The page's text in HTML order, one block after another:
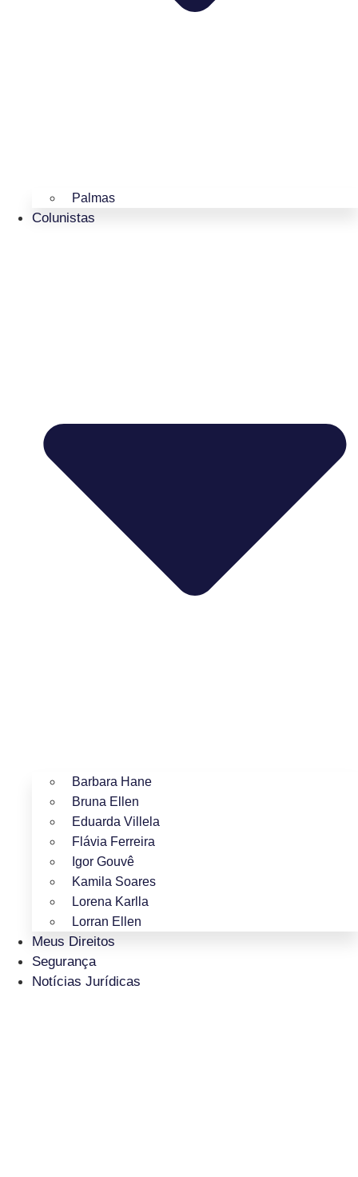
Palmas
Colunistas
Barbara Hane
Bruna Ellen
Eduarda Villela
Flávia Ferreira
Igor Gouvê
Kamila Soares
Lorena Karlla
Lorran Ellen
Meus Direitos
Segurança
Notícias Jurídicas